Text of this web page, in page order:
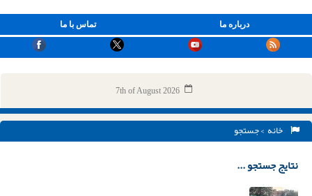
تماس با ما درباره ما
7th of August 2026
خانه > جستجو
نتایج جستجو ...